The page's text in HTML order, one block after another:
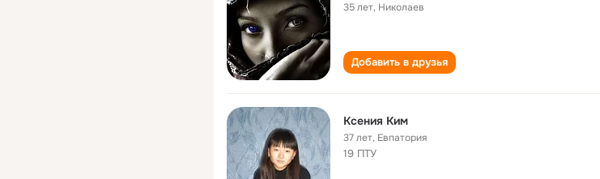
35 лет, Николаев
Добавить в друзья
Ксения Ким
37 лет, Евпатория
19 ПТУ